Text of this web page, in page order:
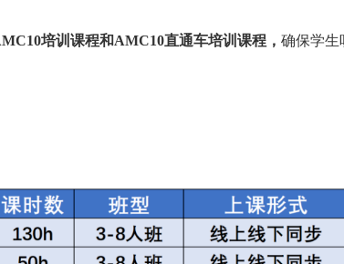
培训课程和AMC10直通车培训课程， 确保学生